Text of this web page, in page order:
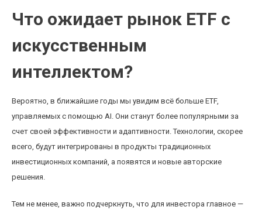
Что ожидает рынок ETF с
искусственным
интеллектом?
Вероятно, в ближайшие годы мы увидим всё больше ETF,
управляемых с помощью AI. Они станут более популярными за
счет своей эффективности и адаптивности. Технологии, скорее
всего, будут интегрированы в продукты традиционных
инвестиционных компаний, а появятся и новые авторские
решения.
Тем не менее, важно подчеркнуть, что для инвестора главное —